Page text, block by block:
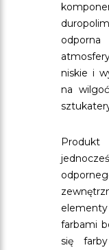
niskie i
na
farbami
się